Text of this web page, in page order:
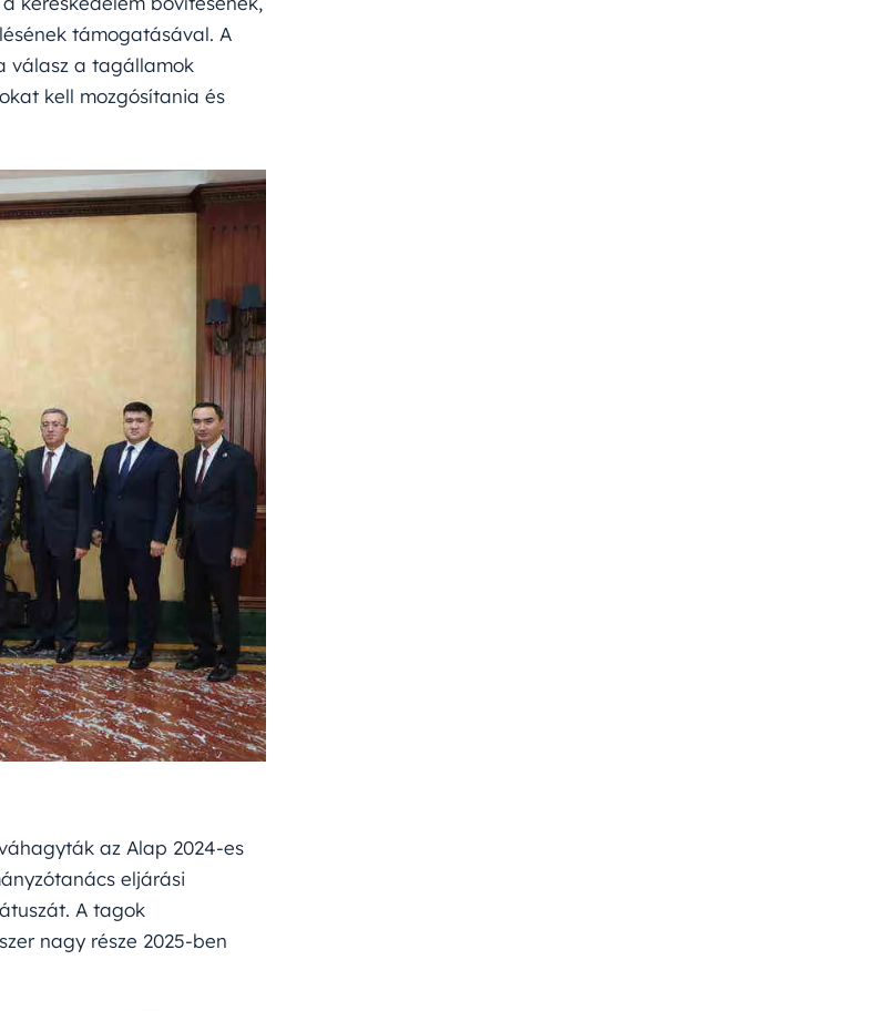
támogatásával. A
válasz a tagállamok
kell mozgósítania és
az Alap 2024-es
eljárási
A tagok
nagy része 2025-ben